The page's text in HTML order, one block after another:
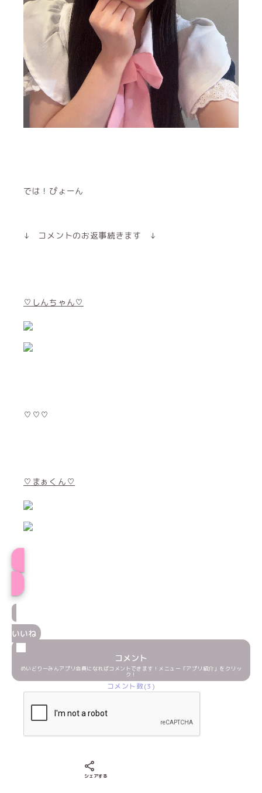
では！ぴょーん
↓ コメントのお返事続きます ↓
♡しんちゃん♡
♡♡♡
♡まぁくん♡
いいね
コメント
めいどりーみんアプリ会員になればコメントできます！メニュー「アプリ紹介」をクリッ
ク！
コメント数(3)
シェアする